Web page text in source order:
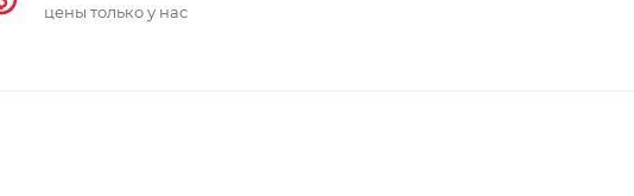
цены только у нас